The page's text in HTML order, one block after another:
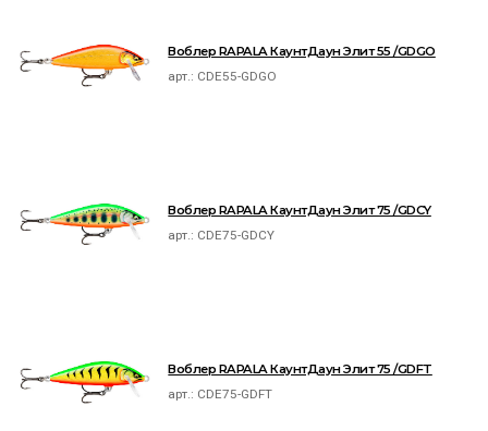
Воблер RAPALA КаунтДаун Элит 55 /GDGO
арт.: CDE55-GDGO
Воблер RAPALA КаунтДаун Элит 75 /GDCY
арт.: CDE75-GDCY
Воблер RAPALA КаунтДаун Элит 75 /GDFT
арт.: CDE75-GDFT